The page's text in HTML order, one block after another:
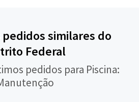
similares do
Federal
pedidos para Piscina: